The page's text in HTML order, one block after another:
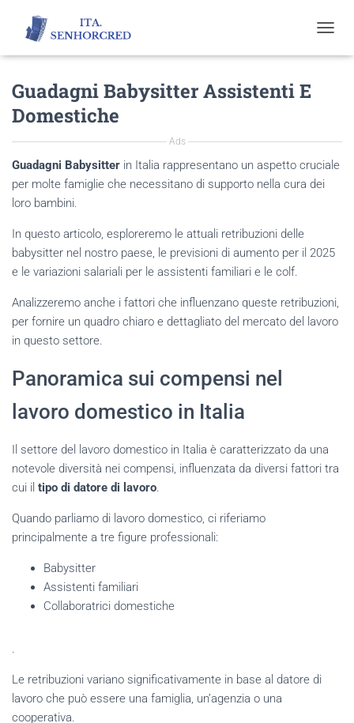
O
A
O
Guadagni Babysitter Assistenti E
Domestiche
Ads
Guadagni Babysitter in Italia rappresentano un aspetto cruciale
per molte famiglie che necessitano di supporto nella cura dei
loro bambini.
In questo articolo, esploreremo le attuali retribuzioni delle
babysitter nel nostro paese, le previsioni di aumento per il 2025
e le variazioni salariali per le assistenti familiari e le colf.
Analizzeremo anche i fattori che influenzano queste retribuzioni,
per fornire un quadro chiaro e dettagliato del mercato del lavoro
in questo settore.
Panoramica sui compensi nel
lavoro domestico in Italia
Il settore del lavoro domestico in Italia è caratterizzato da una
notevole diversità nei compensi, influenzata da diversi fattori tra
cui il tipo di datore di lavoro.
Quando parliamo di lavoro domestico, ci riferiamo
principalmente a tre figure professionali:
Babysitter
Assistenti familiari
Collaboratrici domestiche
.
Le retribuzioni variano significativamente in base al datore di
lavoro che può essere una famiglia, un’agenzia o una
cooperativa.